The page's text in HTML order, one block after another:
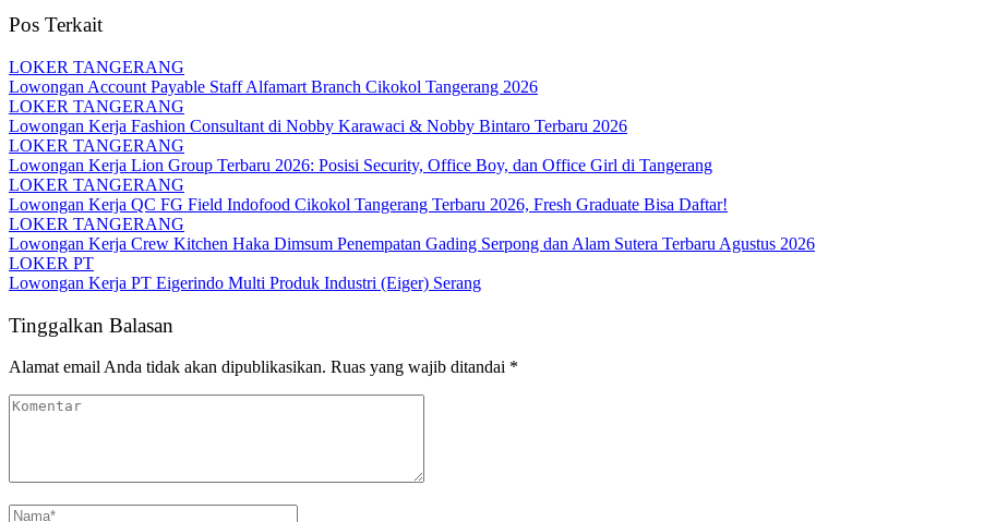
Pos Terkait
LOKER TANGERANG
Lowongan Account Payable Staff Alfamart Branch Cikokol Tangerang 2026
LOKER TANGERANG
Lowongan Kerja Fashion Consultant di Nobby Karawaci & Nobby Bintaro Terbaru 2026
LOKER TANGERANG
Lowongan Kerja Lion Group Terbaru 2026: Posisi Security, Office Boy, dan Office Girl di Tangerang
LOKER TANGERANG
Lowongan Kerja QC FG Field Indofood Cikokol Tangerang Terbaru 2026, Fresh Graduate Bisa Daftar!
LOKER TANGERANG
Lowongan Kerja Crew Kitchen Haka Dimsum Penempatan Gading Serpong dan Alam Sutera Terbaru Agustus 2026
LOKER PT
Lowongan Kerja PT Eigerindo Multi Produk Industri (Eiger) Serang
Tinggalkan Balasan
Alamat email Anda tidak akan dipublikasikan. Ruas yang wajib ditandai *